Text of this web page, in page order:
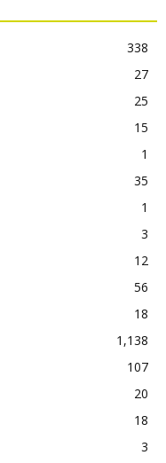
338
27
25
15
1
35
1
3
12
56
18
1,138
107
20
18
3